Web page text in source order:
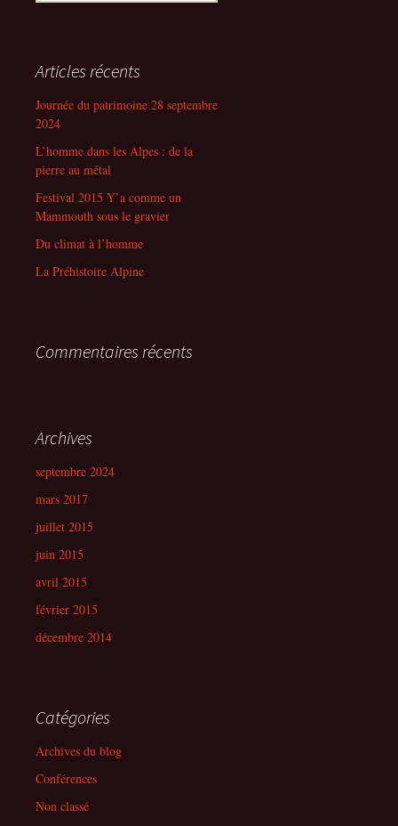
Articles récents
Journée du patrimoine 28 septembre
2024
L’homme dans les Alpes : de la
pierre au métal
Festival 2015 Y’a comme un
Mammouth sous le gravier
Du climat à l’homme
La Préhistoire Alpine
Commentaires récents
Archives
septembre 2024
mars 2017
juillet 2015
juin 2015
avril 2015
février 2015
décembre 2014
Catégories
Archives du blog
Conférences
Non classé